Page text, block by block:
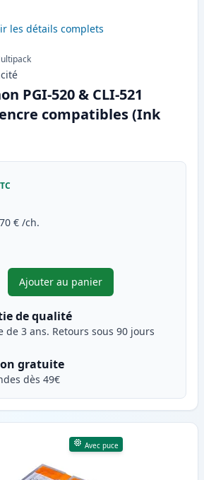
les détails complets
PGI-520 & CLI-521
compatibles (Ink
€ /ch.
pour ajuster
Ajouter au panier
,Pack de 5 Canon PGI-520 &
de qualité
de 3 ans. Retours sous 90 jours
gratuite
dès 49€
Avec puce